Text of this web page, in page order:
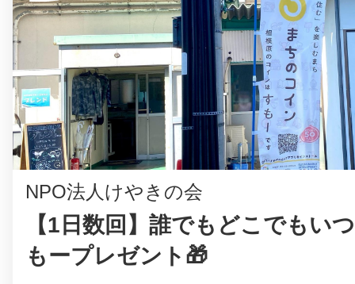
NPO法人けやきの会
【1日数回】誰でもどこでもい
もープレゼント🎁
お知らせ